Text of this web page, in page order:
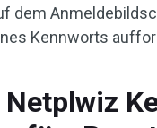
dem
Kennworts